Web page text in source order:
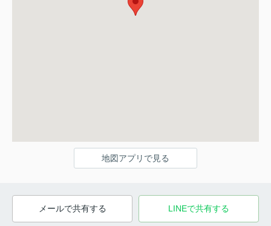
地図アプリで見る
メールで共有する LINEで共有する